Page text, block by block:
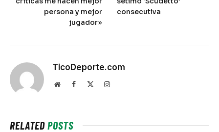
persona y mejor
jugador»
consecutiva
TicoDeporte.com
WebsiteFacebook Instagram
RELATEDPOSTS